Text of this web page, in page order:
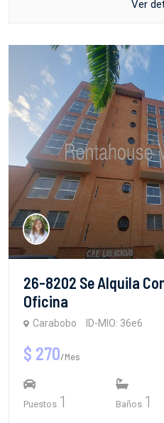
Ver
26-8202 Se Alquila
Oficina
Carabobo ID-MIO: 36e6
$ 270/Mes
Puestos 1 Baños 1